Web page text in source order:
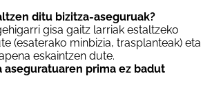
ditu bizitza-aseguruak?
gisa gaitz larriak estaltzeko
(esaterako minbizia, trasplanteak) eta
eskaintzen dute.
aseguratuaren prima ez badut